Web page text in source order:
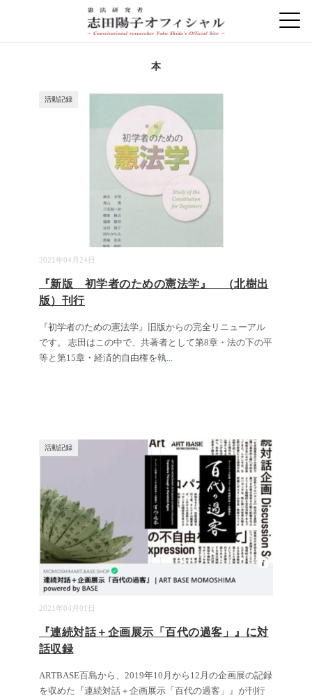
本
2021年04月24日
活動記録
『新版 初学者のための憲法学』 （北樹出
版）刊行
『初学者のための憲法学』旧版からの完全リニューアル
です。 志田はこの中で、共著者として第8章・法の下の平
等と第15章・経済的自由権を執...
2021年04月01日
活動記録
『連続対話＋企画展示「百代の過客」』に対
話収録
ARTBASE百島から、2019年10月から12月の企画展の記録
を収めた『連続対話＋企画展示「百代の過客」』が刊行